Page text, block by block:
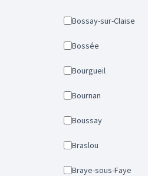
Bossay-sur-Claise
Bossée
Bourgueil
Bournan
Boussay
Braslou
Braye-sous-Faye